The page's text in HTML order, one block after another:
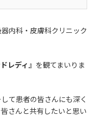
内科・皮膚科クリニック
レディ』 を観てまいりま
て患者の皆さんにも深く
さんと共有したいと思い